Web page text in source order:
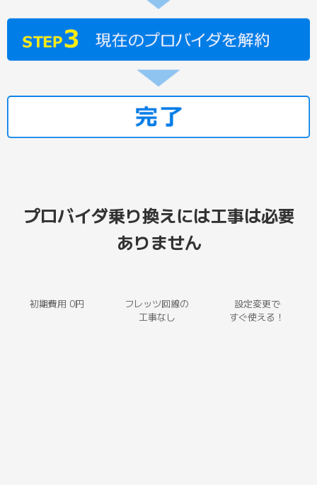
プロバイダ乗り換えには工事は必要
ありません
初期費用 0円
フレッツ回線の
工事なし
設定変更で
すぐ使える！